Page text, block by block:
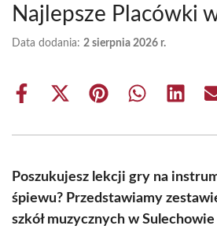
Najlepsze Placówki
Data dodania: 2 sierpnia 2026 r.
Share
Share
(Twitter)
Share Share Share
Poszukujesz lekcji gry na
śpiewu? Przedstawiamy
szkół muzycznych w